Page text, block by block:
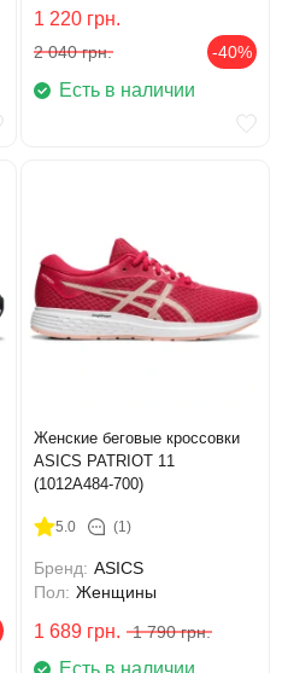
1 220 грн.
2 040 грн. -40%
Есть в наличии
Женские беговые кроссовки
ASICS PATRIOT 11
(1012A484-700)
5.0 (1)
Бренд: ASICS
Пол: Женщины
1 689 грн. 1 790 грн.
Есть в наличии